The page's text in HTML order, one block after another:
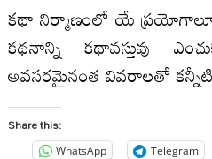
కథా నిర్మాణంలో యే
కథనాన్ని కథావస్తువు
అవసరమైనంత వివరాలతో కన్నీటి
Share this:
WhatsApp Telegram